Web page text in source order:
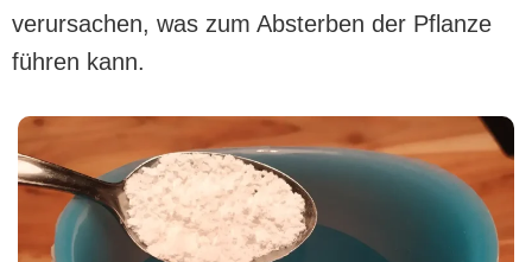
verursachen, was zum Absterben der Pflanze
führen kann.